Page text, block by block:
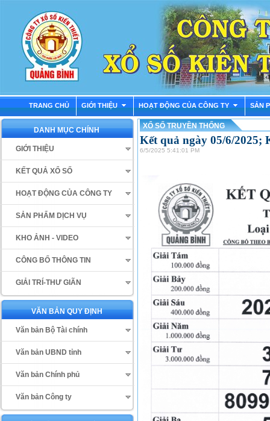
TRANG CHỦ GIỚI THIỆU HOẠT ĐỘNG CỦA CÔNG TY SẢN
DANH MỤC CHÍNH
GIỚI THIỆU
KẾT QUẢ XỔ SỐ
HOẠT ĐỘNG CỦA CÔNG TY
SẢN PHẨM DỊCH VỤ
KHO ẢNH - VIDEO
CÔNG BỐ THÔNG TIN
GIẢI TRÍ-THƯ GIÃN
VĂN BẢN QUY ĐỊNH
Văn bản Bộ Tài chính
Văn bản UBND tỉnh
Văn bản Chính phủ
Văn bản Công ty
XỔ SỐ TRUYỀN THỐNG
Kết quả ngày 05/6/2025;
6/5/2025 5:41:01 PM